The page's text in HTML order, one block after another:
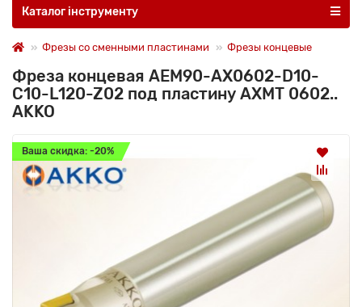
Каталог інструменту
Фрезы со сменными пластинами Фрезы концевые
Фреза концевая AEM90-AX0602-D10-
C10-L120-Z02 под пластину AXMT 0602..
AKKO
Ваша скидка: -20%